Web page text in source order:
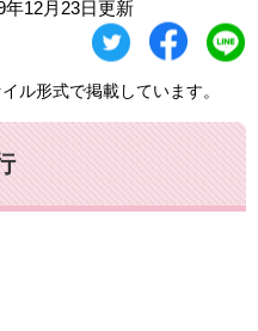
年12月23日更新
ル形式で掲載しています。